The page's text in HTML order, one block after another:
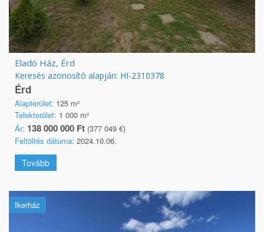
Eladó Ház, Érd
Keresés azonosító alapján: HI-2310378
Érd
Alapterület: 125 m²
Telekterület: 1 000 m²
Ár: 138 000 000 Ft (377 049 €)
Feltöltés dátuma: 2024.10.06.
Tovább
Ikerház